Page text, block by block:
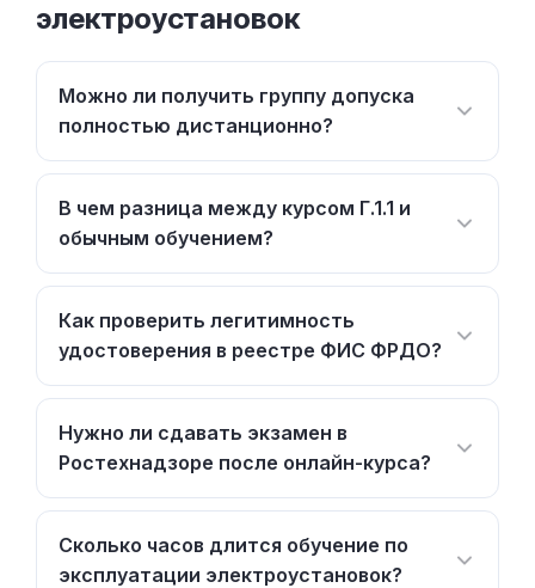
электроустановок
Можно ли получить группу допуска
полностью дистанционно?
В чем разница между курсом Г.1.1 и
обычным обучением?
Как проверить легитимность
удостоверения в реестре ФИС ФРДО?
Нужно ли сдавать экзамен в
Ростехнадзоре после онлайн-курса?
Сколько часов длится обучение по
эксплуатации электроустановок?